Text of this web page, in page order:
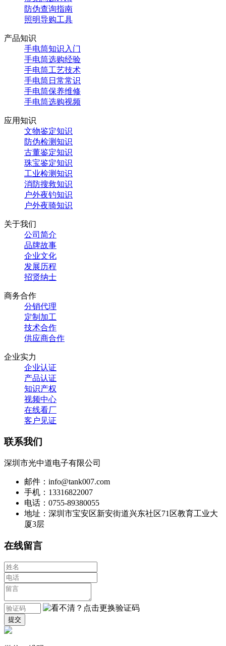
防伪查询指南
照明导购工具
产品知识
手电筒知识入门
手电筒选购经验
手电筒工艺技术
手电筒日常常识
手电筒保养维修
手电筒选购视频
应用知识
文物鉴定知识
防伪检测知识
古董鉴定知识
珠宝鉴定知识
工业检测知识
消防搜救知识
户外夜钓知识
户外夜骑知识
关于我们
公司简介
品牌故事
企业文化
发展历程
招贤纳士
商务合作
分销代理
定制加工
技术合作
供应商合作
企业实力
企业认证
产品认证
知识产权
视频中心
在线看厂
客户见证
联系我们
深圳市光中道电子有限公司
邮件：info@tank007.com
手机：13316822007
电话：0755-89380055
地址：深圳市宝安区新安街道兴东社区71区教育工业大
厦3层
在线留言